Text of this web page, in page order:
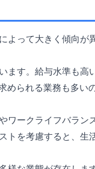
よって大きく傾向が
ます。給与水準も
められる業務も多い
ワークライフバラ
トを考慮すると、生